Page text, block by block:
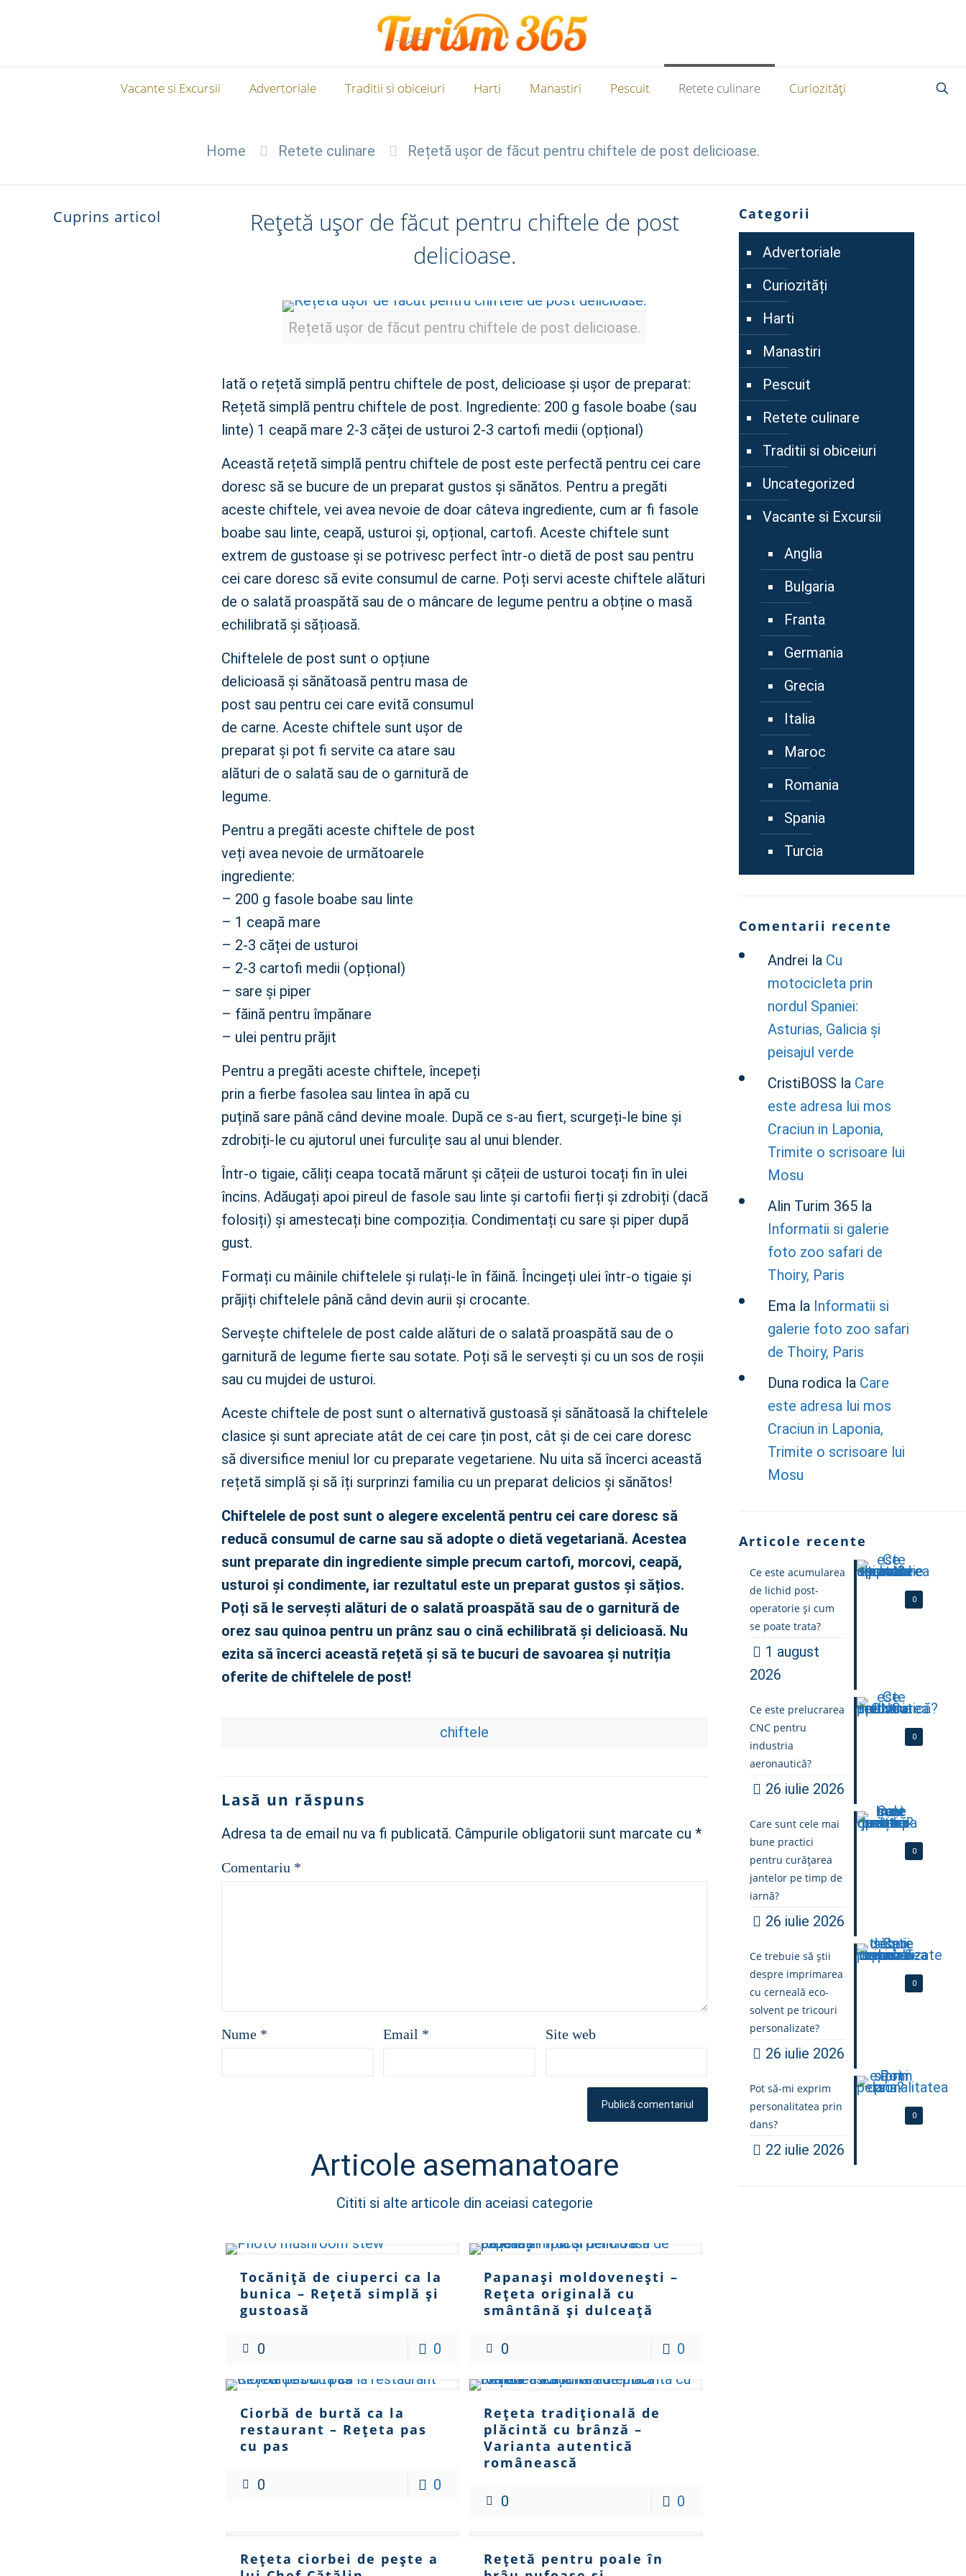
Vacante si Excursii Advertoriale Traditii si obiceiuri Harti Manastiri Pescuit Retete culinare Curiozități
Home Retete culinare Rețetă ușor de făcut pentru chiftele de post delicioase.
Cuprins articol
Rețetă ușor de făcut pentru chiftele de post
delicioase.
Rețetă ușor de făcut pentru chiftele de post delicioase.
Iată o rețetă simplă pentru chiftele de post, delicioase și ușor de preparat:
Rețetă simplă pentru chiftele de post. Ingrediente: 200 g fasole boabe (sau
linte) 1 ceapă mare 2-3 căței de usturoi 2-3 cartofi medii (opțional)
Această rețetă simplă pentru chiftele de post este perfectă pentru cei care
doresc să se bucure de un preparat gustos și sănătos. Pentru a pregăti
aceste chiftele, vei avea nevoie de doar câteva ingrediente, cum ar fi fasole
boabe sau linte, ceapă, usturoi și, opțional, cartofi. Aceste chiftele sunt
extrem de gustoase și se potrivesc perfect într-o dietă de post sau pentru
cei care doresc să evite consumul de carne. Poți servi aceste chiftele alături
de o salată proaspătă sau de o mâncare de legume pentru a obține o masă
echilibrată și sățioasă.
Chiftelele de post sunt o opțiune
delicioasă și sănătoasă pentru masa de
post sau pentru cei care evită consumul
de carne. Aceste chiftele sunt ușor de
preparat și pot fi servite ca atare sau
alături de o salată sau de o garnitură de
legume.
Pentru a pregăti aceste chiftele de post
veți avea nevoie de următoarele
ingrediente:
– 200 g fasole boabe sau linte
– 1 ceapă mare
– 2-3 căței de usturoi
– 2-3 cartofi medii (opțional)
– sare și piper
– făină pentru împănare
– ulei pentru prăjit
Pentru a pregăti aceste chiftele, începeți
prin a fierbe fasolea sau lintea în apă cu
puțină sare până când devine moale. După ce s-au fiert, scurgeți-le bine și
zdrobiți-le cu ajutorul unei furculițe sau al unui blender.
Într-o tigaie, căliți ceapa tocată mărunt și cățeii de usturoi tocați fin în ulei
încins. Adăugați apoi pireul de fasole sau linte și cartofii fierți și zdrobiți (dacă
folosiți) și amestecați bine compoziția. Condimentați cu sare și piper după
gust.
Formați cu mâinile chiftelele și rulați-le în făină. Încingeți ulei într-o tigaie și
prăjiți chiftelele până când devin aurii și crocante.
Servește chiftelele de post calde alături de o salată proaspătă sau de o
garnitură de legume fierte sau sotate. Poți să le servești și cu un sos de roșii
sau cu mujdei de usturoi.
Aceste chiftele de post sunt o alternativă gustoasă și sănătoasă la chiftelele
clasice și sunt apreciate atât de cei care țin post, cât și de cei care doresc
să diversifice meniul lor cu preparate vegetariene. Nu uita să încerci această
rețetă simplă și să îți surprinzi familia cu un preparat delicios și sănătos!
Chiftelele de post sunt o alegere excelentă pentru cei care doresc să
reducă consumul de carne sau să adopte o dietă vegetariană. Acestea
sunt preparate din ingrediente simple precum cartofi, morcovi, ceapă,
usturoi și condimente, iar rezultatul este un preparat gustos și sățios.
Poți să le servești alături de o salată proaspătă sau de o garnitură de
orez sau quinoa pentru un prânz sau o cină echilibrată și delicioasă. Nu
ezita să încerci această rețetă și să te bucuri de savoarea și nutriția
oferite de chiftelele de post!
chiftele
Lasă un răspuns
Adresa ta de email nu va fi publicată. Câmpurile obligatorii sunt marcate cu *
Comentariu *
Nume * Email * Site web
Articole asemanatoare
Cititi si alte articole din aceiasi categorie
Tocăniță de ciuperci ca la
bunica – Rețetă simplă și
gustoasă
0 0
Papanași moldovenești –
Rețeta originală cu
smântână și dulceață
0 0
Ciorbă de burtă ca la
restaurant – Rețeta pas
cu pas
0 0
Rețeta tradițională de
plăcintă cu brânză –
Varianta autentică
românească
0 0
Rețeta ciorbei de pește a
Rețetă pentru poale în
Categorii
Advertoriale
Curiozități
Harti
Manastiri
Pescuit
Retete culinare
Traditii si obiceiuri
Uncategorized
Vacante si Excursii
Anglia
Bulgaria
Franta
Germania
Grecia
Italia
Maroc
Romania
Spania
Turcia
Comentarii recente
Andrei la Cu
motocicleta prin
nordul Spaniei:
Asturias, Galicia și
peisajul verde
CristiBOSS la Care
este adresa lui mos
Craciun in Laponia,
Trimite o scrisoare lui
Mosu
Alin Turim 365la
Informatii si galerie
foto zoo safari de
Thoiry, Paris
Ema la Informatii si
galerie foto zoo safari
de Thoiry, Paris
Duna rodica la Care
este adresa lui mos
Craciun in Laponia,
Trimite o scrisoare lui
Mosu
Articole recente
0
Ce este acumularea
de lichid post-
operatorie și cum
se poate trata?
1 august
2026
0
Ce este prelucrarea
CNC pentru
industria
aeronautică?
26 iulie 2026
0
Care sunt cele mai
bune practici
pentru curățarea
jantelor pe timp de
iarnă?
26 iulie 2026
0
Ce trebuie să știi
despre imprimarea
cu cerneală eco-
solvent pe tricouri
personalizate?
26 iulie 2026
0
Pot să-mi exprim
personalitatea prin
dans?
22 iulie 2026